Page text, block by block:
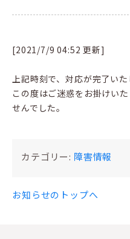
[2021/7/9 04:52 更新]
上記時刻で、対応が完了いた
この度はご迷惑をお掛けい
せんでした。
カテゴリー: 障害情報
お知らせのトップへ